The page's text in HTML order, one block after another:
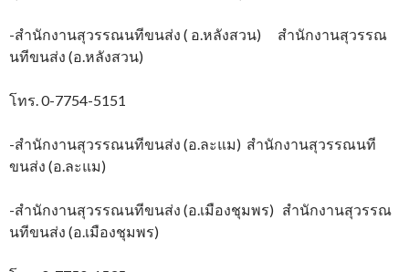
-สำนักงานสุวรรณนทีขนส่ง ( อ.หลังสวน) สำนักงานสุวรรณ
นทีขนส่ง (อ.หลังสวน)
โทร. 0-7754-5151
-สำนักงานสุวรรณนทีขนส่ง (อ.ละแม) สำนักงานสุวรรณนที
ขนส่ง (อ.ละแม)
-สำนักงานสุวรรณนทีขนส่ง (อ.เมืองชุมพร) สำนักงานสุวรรณ
นทีขนส่ง (อ.เมืองชุมพร)